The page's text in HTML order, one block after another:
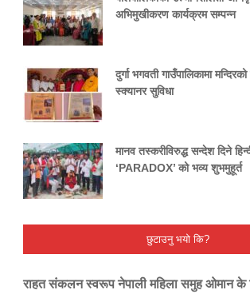
अभिमुखीकरण कार्यक्रम सम्पन्न
दुर्गा भगवती गाउँपालिकामा
स्क्यानर सुविधा
मानव तस्करीविरुद्ध सन्देश दिने
‘PARADOX’ को भव्य शुभमुहूर्त
छुटाउनु भयो कि?
राहत संकलन स्वरूप नेपाली महिला समुह ओमान के